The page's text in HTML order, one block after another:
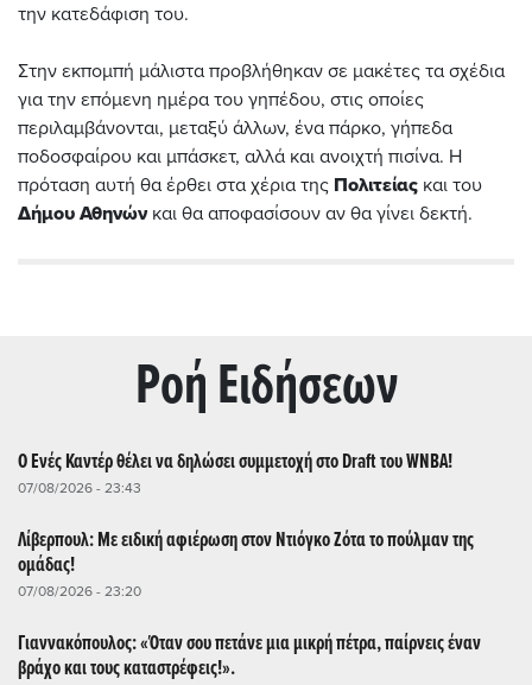
την κατεδάφιση του.
Στην εκπομπή μάλιστα προβλήθηκαν σε μακέτες τα σχέδια
για την επόμενη ημέρα του γηπέδου, στις οποίες
περιλαμβάνονται, μεταξύ άλλων, ένα πάρκο, γήπεδα
ποδοσφαίρου και μπάσκετ, αλλά και ανοιχτή πισίνα. Η
πρόταση αυτή θα έρθει στα χέρια της Πολιτείας και του
Δήμου Αθηνών και θα αποφασίσουν αν θα γίνει δεκτή.
Ρoή Ειδήσεων
Ο Ενές Καντέρ θέλει να δηλώσει συμμετοχή στο Draft του WNBA!
07/08/2026 - 23:43
Λίβερπουλ: Με ειδική αφιέρωση στον Ντιόγκο Ζότα το πούλμαν της
ομάδας!
07/08/2026 - 23:20
Γιαννακόπουλος: «Όταν σου πετάνε μια μικρή πέτρα, παίρνεις έναν
βράχο και τους καταστρέφεις!».